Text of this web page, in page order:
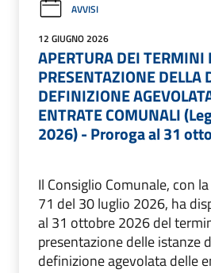
AVVISI
12 GIUGNO 2026
APERTURA DEI TERMINI
PRESENTAZIONE DELLA
DEFINIZIONE
ENTRATE COMUNALI
2026) - Proroga al 31
Il Consiglio Comunale, con
71 del 30 luglio 2026, ha
al 31 ottobre 2026 del
presentazione delle istanze
definizione agevolata delle